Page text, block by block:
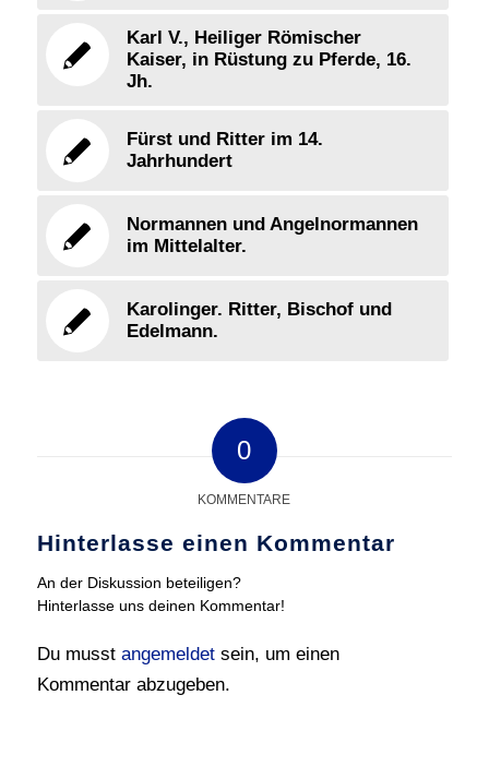
Karl V., Heiliger Römischer
Kaiser, in Rüstung zu Pferde, 16.
Jh.
Fürst und Ritter im 14.
Jahrhundert
Normannen und Angelnormannen
im Mittelalter.
Karolinger. Ritter, Bischof und
Edelmann.
0
KOMMENTARE
Hinterlasse einen Kommentar
An der Diskussion beteiligen?
Hinterlasse uns deinen Kommentar!
Du musst angemeldetsein, um einen
Kommentar abzugeben.